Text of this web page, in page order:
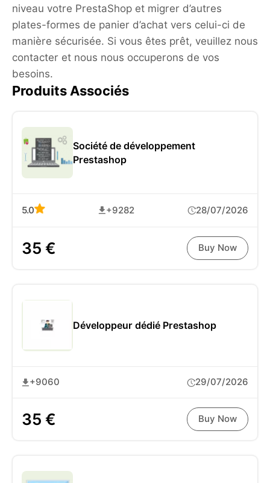
niveau votre PrestaShop et migrer d’autres
plates-formes de panier d’achat vers celui-ci de
manière sécurisée. Si vous êtes prêt, veuillez nous
contacter et nous nous occuperons de vos
besoins.
Produits Associés
Société de développement
Prestashop
5.0 +9282 28/07/2026
35 € Buy Now
Développeur dédié Prestashop
+9060 29/07/2026
35 € Buy Now